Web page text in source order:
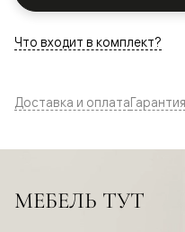
Что входит в комплект?
Доставка и оплатаГарантия
МЕБЕЛЬ ТУТ